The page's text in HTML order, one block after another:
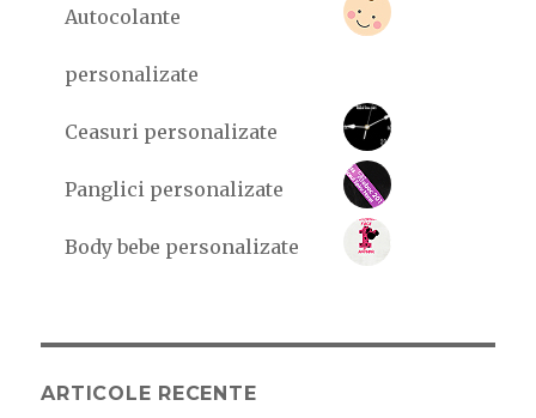
Autocolante
personalizate
Ceasuri personalizate
Panglici personalizate
Body bebe personalizate
ARTICOLE RECENTE